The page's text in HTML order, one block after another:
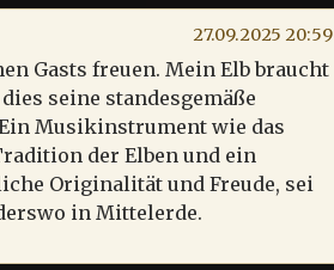
27.09.2025 20:59
Gasts freuen. Mein Elb braucht
seine standesgemäße
Musikinstrument wie das
der Elben und ein
Originalität und Freude, sei
in Mittelerde.